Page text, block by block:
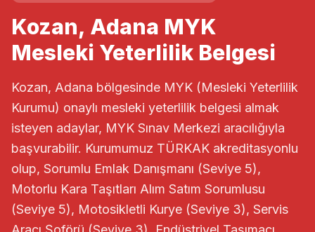
Kozan, Adana MYK
Mesleki Yeterlilik Belgesi
Kozan, Adana bölgesinde MYK (Mesleki Yeterlilik
Kurumu) onaylı mesleki yeterlilik belgesi almak
isteyen adaylar, MYK Sınav Merkezi aracılığıyla
başvurabilir. Kurumumuz TÜRKAK akreditasyonlu
olup, Sorumlu Emlak Danışmanı (Seviye 5),
Motorlu Kara Taşıtları Alım Satım Sorumlusu
(Seviye 5), Motosikletli Kurye (Seviye 3), Servis